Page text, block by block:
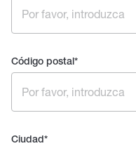
Código postal*
Ciudad*